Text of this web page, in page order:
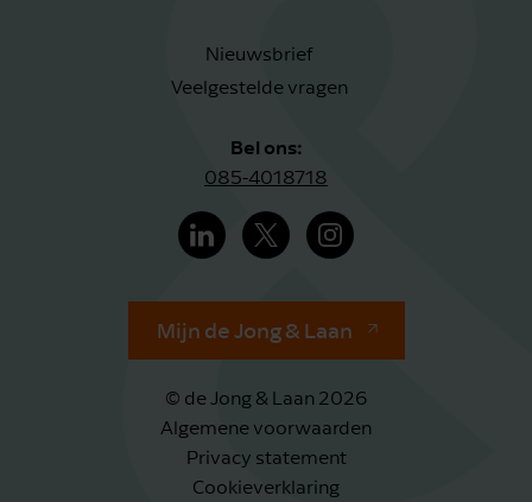
Nieuwsbrief
Veelgestelde vragen
Bel ons:
085-4018718
Mijn de Jong & Laan
© de Jong & Laan 2026
Algemene voorwaarden
Privacy statement
Cookieverklaring